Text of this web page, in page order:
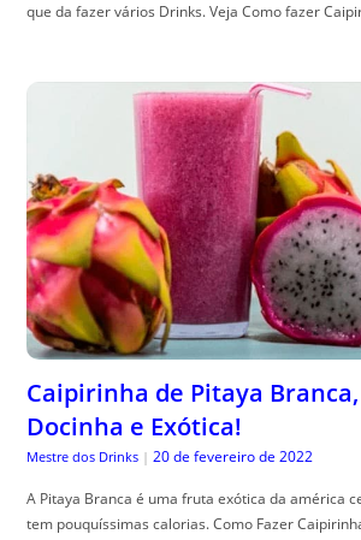
que da fazer vários Drinks. Veja Como fazer
Caipirinha de Pitaya Branca,
Docinha e Exótica!
Mestre dos Drinks | 20 de fevereiro de 2022
A Pitaya Branca é uma fruta exótica da américa
tem pouquíssimas calorias. Como Fazer